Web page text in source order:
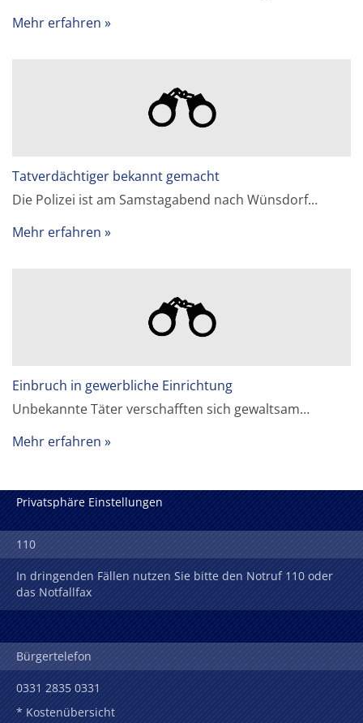
Mehr erfahren
Tatverdächtiger bekannt gemacht
Die Polizei ist am Samstagabend nach Wünsdorf…
Mehr erfahren
Einbruch in gewerbliche Einrichtung
Unbekannte Täter verschafften sich gewaltsam…
Mehr erfahren
Privatsphäre Einstellungen
110
In dringenden Fällen nutzen Sie bitte den Notruf 110 oder
das Notfallfax
Bürgertelefon
0331 2835 0331
* Kostenübersicht